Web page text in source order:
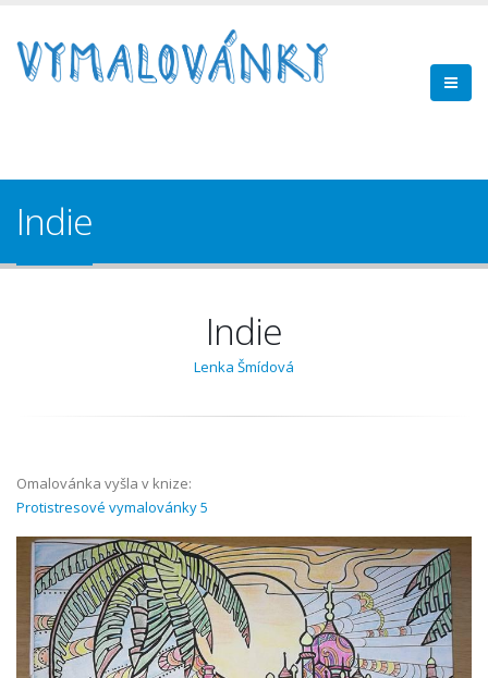
Indie
Indie
Lenka Šmídová
Omalovánka vyšla v knize:
Protistresové vymalovánky 5